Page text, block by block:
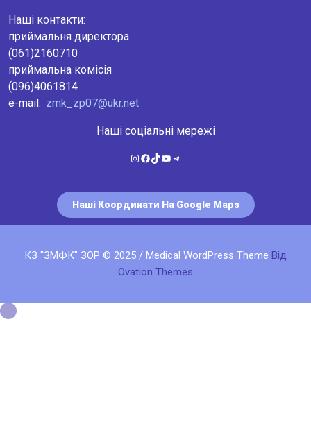
Наші контакти:
приймальня директора
(061)2160710
приймальна комісія
(096)4061814
e-mail: zmk_zp07@ukr.net
Наші соціальні мережі
Instagram
Facebook
TikTok
YouTube
Telegram
Наші Координати На Google Maps
КЗ "ЗМФК" ЗОР © 2025 / Medical WordPress Theme Від
Ovation Themes